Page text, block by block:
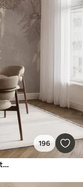
196
Muurschildering Een dromerige, delicate, piekerige planten, aartjes en bloemen in bruine pastelkleuren tegen een wazige, getextureerde achtergrond